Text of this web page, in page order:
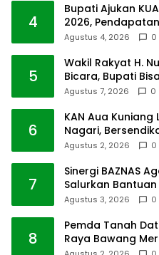
4
Bupati Ajukan
2026,
Agustus 4, 2026 0
5
Wakil Rakyat H.
Bicara, Bupati
Agustus 7, 2026 0
6
KAN Aua
Nagari,
Agustus 2, 2026 0
7
Sinergi BAZNAS
Salurkan
Agustus 3, 2026 0
8
Pemda Tanah
Raya Bawang